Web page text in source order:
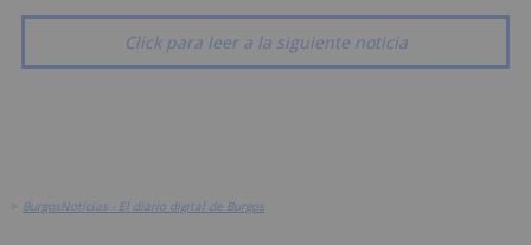
Click para leer a la siguiente noticia
> BurgosNoticias - El diario digital de Burgos